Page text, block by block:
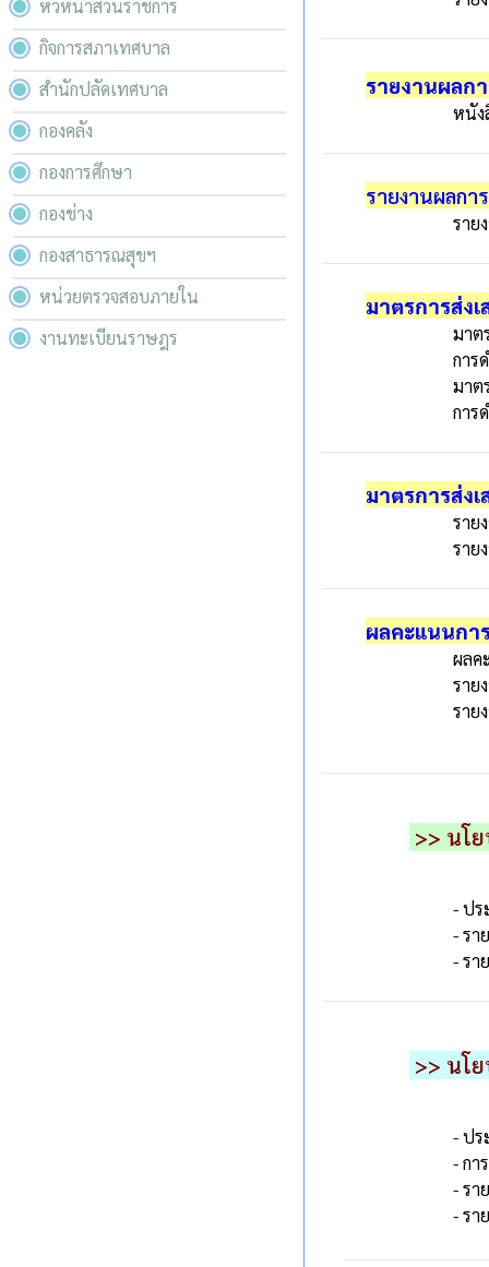
หัวหน้าส่วนราชการ
กิจการสภาเทศบาล
สำนักปลัดเทศบาล
กองคลัง
กองการศึกษา
กองช่าง
กองสาธารณสุขฯ
หน่วยตรวจสอบภายใน
งานทะเบียนราษฎร
รายงานผลก
หนัง
รายงานผลกา
ราย
มาตรการส่ง
มาต
การ
มาต
การ
มาตรการส่ง
ราย
ราย
ผลคะแนนกา
ผลค
ราย
ราย
>> นโ
- ปร
- รา
- รา
>> นโ
- ปร
- กา
- รา
- รา